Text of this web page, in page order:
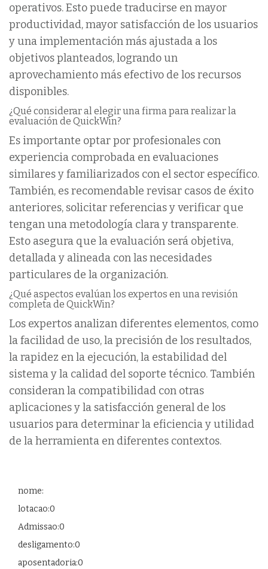
operativos. Esto puede traducirse en mayor
productividad, mayor satisfacción de los usuarios
y una implementación más ajustada a los
objetivos planteados, logrando un
aprovechamiento más efectivo de los recursos
disponibles.
¿Qué considerar al elegir una firma para realizar la
evaluación de QuickWin?
Es importante optar por profesionales con
experiencia comprobada en evaluaciones
similares y familiarizados con el sector específico.
También, es recomendable revisar casos de éxito
anteriores, solicitar referencias y verificar que
tengan una metodología clara y transparente.
Esto asegura que la evaluación será objetiva,
detallada y alineada con las necesidades
particulares de la organización.
¿Qué aspectos evalúan los expertos en una revisión
completa de QuickWin?
Los expertos analizan diferentes elementos, como
la facilidad de uso, la precisión de los resultados,
la rapidez en la ejecución, la estabilidad del
sistema y la calidad del soporte técnico. También
consideran la compatibilidad con otras
aplicaciones y la satisfacción general de los
usuarios para determinar la eficiencia y utilidad
de la herramienta en diferentes contextos.
nome:
lotacao:0
Admissao:0
desligamento:0
aposentadoria:0